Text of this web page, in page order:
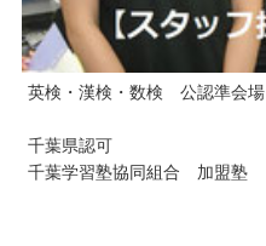
英検・漢検・数検 公認準会場
千葉県認可
千葉学習塾協同組合 加盟塾